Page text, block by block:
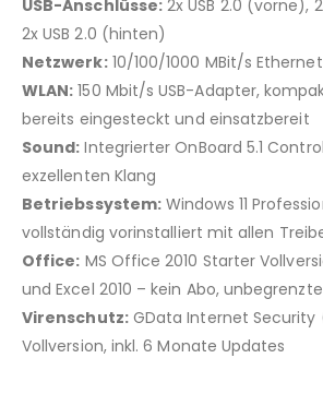
USB-Anschlüsse: 2x USB 2.0 (vorne),
2x USB 2.0 (hinten)
Netzwerk:10/100/1000 MBit/s Ethernet
WLAN: 150 Mbit/s USB-Adapter,
bereits eingesteckt und einsatzbereit
Sound: Integrierter OnBoard 5.1
exzellenten Klang
Betriebssystem: Windows 11
vollständig vorinstalliert mit allen
Office: MS Office 2010 Starter
und Excel 2010 – kein Abo,
Virenschutz:GData Internet Security
Vollversion, inkl. 6 Monate Updates